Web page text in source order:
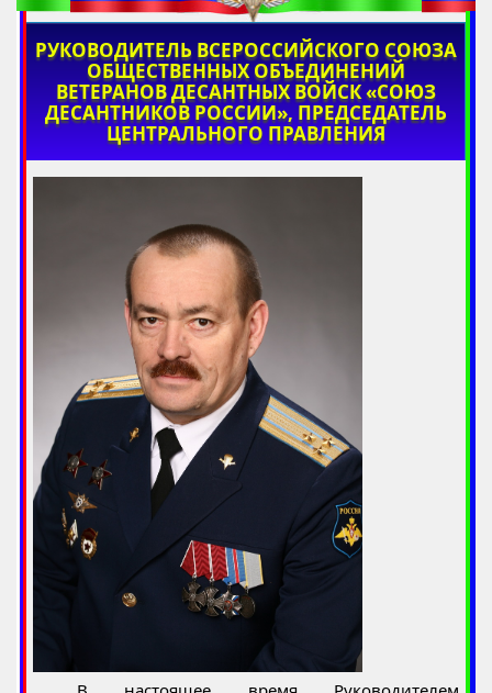
РУКОВОДИТЕЛЬ ВСЕРОССИЙСКОГО СОЮЗА
ОБЩЕСТВЕННЫХ ОБЪЕДИНЕНИЙ
ВЕТЕРАНОВ ДЕСАНТНЫХ ВОЙСК «СОЮЗ
ДЕСАНТНИКОВ РОССИИ», ПРЕДСЕДАТЕЛЬ
ЦЕНТРАЛЬНОГО ПРАВЛЕНИЯ